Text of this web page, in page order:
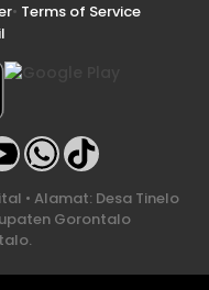
• Terms of Service
• Alamat: Desa Tinelo
Gorontalo